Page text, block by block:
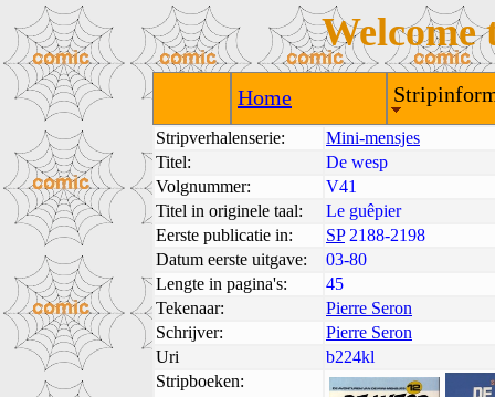
Welcome
Home
Stripverhalenserie:
Mini-mensjes
Titel:
De wesp
Volgnummer:
V41
Titel in originele taal:
Le guêpier
Eerste publicatie in:
SP2188-2198
Datum eerste uitgave:
03-80
Lengte in pagina's:
45
Tekenaar:
Pierre Seron
Schrijver:
Pierre Seron
Uri
b224kl
Stripboeken: